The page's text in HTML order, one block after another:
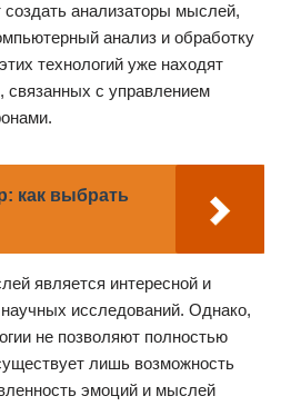
создать анализаторы мыслей,
анализ и обработку
технологий уже находят
связанных с управлением
как выбрать
является интересной и
исследований. Однако,
не позволяют полностью
лишь возможность
эмоций и мыслей